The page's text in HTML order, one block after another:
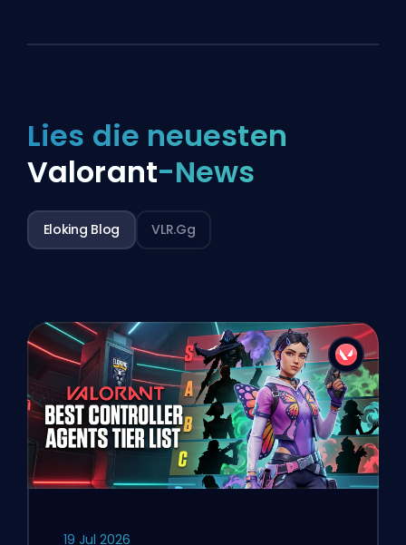
Lies die neuesten
Valorant-News
Eloking Blog VLR.gg
19 Jul 2026